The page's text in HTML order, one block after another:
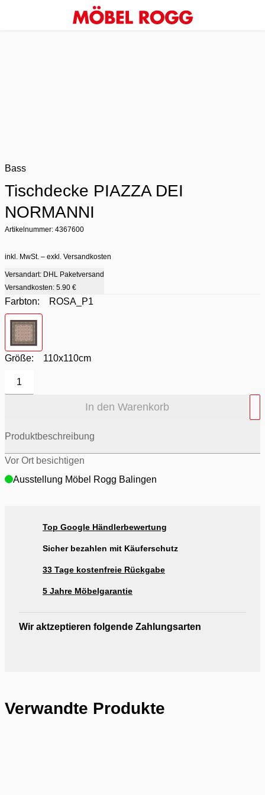
Bass
Tischdecke PIAZZA DEI
NORMANNI
Artikelnummer: 4367600
inkl. MwSt. – exkl. Versandkosten
Versandart: DHL Paketversand
Versandkosten: 5.90 €
Farbton:
ROSA_P1
Farbton
Größe: 110x110cm
1
In den Warenkorb
Produktbeschreibung
Vor Ort besichtigen
Ausstellung Möbel Rogg Balingen
Top Google Händlerbewertung
Sicher bezahlen mit Käuferschutz
33 Tage kostenfreie Rückgabe
5 Jahre Möbelgarantie
Wir aktzeptieren folgende Zahlungsarten
Verwandte Produkte